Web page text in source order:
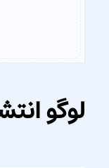
لوگو